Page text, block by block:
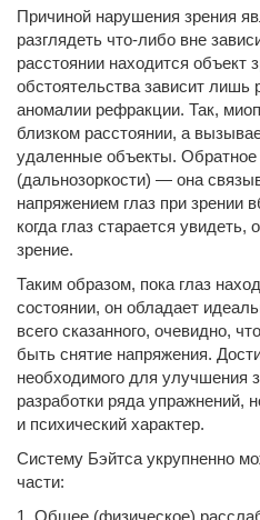
Причиной нарушения зрения
разглядеть что-либо вне
расстоянии находится объект
обстоятельства зависит лишь
аномалии рефракции. Так,
близком расстоянии, а
удаленные объекты. Обратное
(дальнозоркости) — она
напряжением глаз при зрении
когда глаз старается увидеть,
зрение.
Таким образом, пока глаз
состоянии, он обладает
всего сказанного, очевидно,
быть снятие напряжения.
необходимого для улучшения
разработки ряда упражнений,
и психический характер.
Систему Бэйтса укрупненно
части:
1. Общее (физическое)